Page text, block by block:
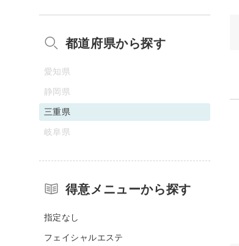
都道府県から探す
愛知県
静岡県
三重県
岐阜県
得意メニューから探す
指定なし
フェイシャルエステ